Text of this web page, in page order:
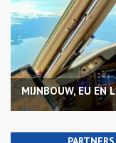
MIJNBOUW, EU EN